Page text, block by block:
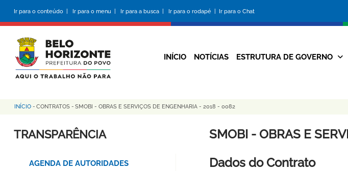
conteúdo
principal
Ir para o conteúdo | Ir para o menu | Ir para a busca | Ir para o rodapé | Ir para o Chat
da
INÍCIO NOTÍCIAS ESTRUTURA DE GOVERNO
Trilha
de
INÍCIO - CONTRATOS - SMOBI - OBRAS E SERVIÇOS DE ENGENHARIA - 2018 - 0082
SMOBI - OBRAS E
Dados do Contrato
TRANSPARÊNCIA
AGENDA DE AUTORIDADES